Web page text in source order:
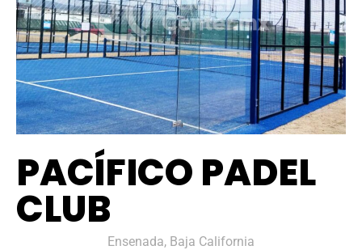
PACÍFICO PADEL
CLUB
Ensenada, Baja California